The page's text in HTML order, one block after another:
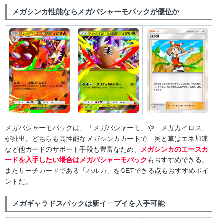
メガシンカ性能ならメガバシャーモパックが優位か
メガバシャーモパックは、「メガバシャーモ」や「メガカイロス」
が排出。どちらも高性能なメガシンカカードで、炎と草はエネ加速
など他カードのサポート手段も豊富なため、
メガシンカのエースカ
ードを入手したい場合はメガバシャーモパック もおすすめできる。
またサーチカードである「ハルカ」をGETできる点もおすすめポイ
ントだ。
メガギャラドスパックは新イーブイを入手可能